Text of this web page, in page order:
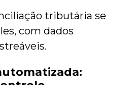
tributária se
com dados